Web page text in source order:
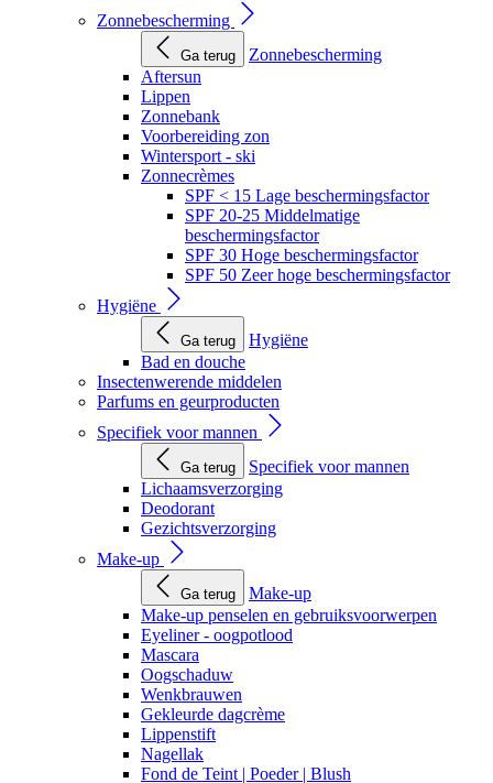
Zonnebescherming
Ga terug
Zonnebescherming
Aftersun
Lippen
Zonnebank
Voorbereiding zon
Wintersport - ski
Zonnecrèmes
SPF < 15 Lage beschermingsfactor
SPF 20-25 Middelmatige
beschermingsfactor
SPF 30 Hoge beschermingsfactor
SPF 50 Zeer hoge beschermingsfactor
Hygiëne
Ga terug
Hygiëne
Bad en douche
Insectenwerende middelen
Parfums en geurproducten
Specifiek voor mannen
Ga terug
Specifiek voor mannen
Lichaamsverzorging
Deodorant
Gezichtsverzorging
Make-up
Ga terug
Make-up
Make-up penselen en gebruiksvoorwerpen
Eyeliner - oogpotlood
Mascara
Oogschaduw
Wenkbrauwen
Gekleurde dagcrème
Lippenstift
Nagellak
Fond de Teint | Poeder | Blush